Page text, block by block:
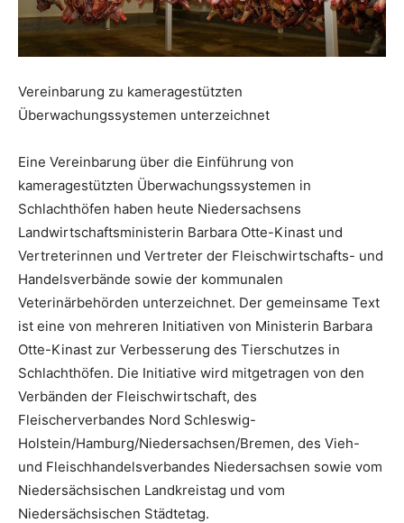
Vereinbarung zu kameragestützten
Überwachungssystemen unterzeichnet
Eine Vereinbarung über die Einführung von
kameragestützten Überwachungssystemen in
Schlachthöfen haben heute Niedersachsens
Landwirtschaftsministerin Barbara Otte-Kinast und
Vertreterinnen und Vertreter der Fleischwirtschafts- und
Handelsverbände sowie der kommunalen
Veterinärbehörden unterzeichnet. Der gemeinsame Text
ist eine von mehreren Initiativen von Ministerin Barbara
Otte-Kinast zur Verbesserung des Tierschutzes in
Schlachthöfen. Die Initiative wird mitgetragen von den
Verbänden der Fleischwirtschaft, des
Fleischerverbandes Nord Schleswig-
Holstein/Hamburg/Niedersachsen/Bremen, des Vieh-
und Fleischhandelsverbandes Niedersachsen sowie vom
Niedersächsischen Landkreistag und vom
Niedersächsischen Städtetag.